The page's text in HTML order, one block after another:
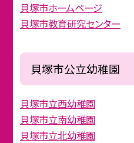
貝塚市ホームページ
貝塚市教育研究センター
貝塚市公立幼稚園
貝塚市立西幼稚園
貝塚市立南幼稚園
貝塚市立北幼稚園